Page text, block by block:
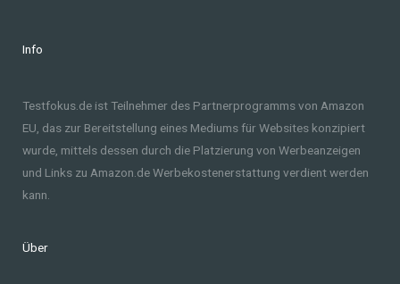
Info
Testfokus.de ist Teilnehmer des Partnerprogramms von Amazon
EU, das zur Bereitstellung eines Mediums für Websites konzipiert
wurde, mittels dessen durch die Platzierung von Werbeanzeigen
und Links zu Amazon.de Werbekostenerstattung verdient werden
kann.
Über